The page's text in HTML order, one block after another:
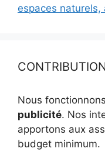
espaces
Nous fonctionnons
publicité. Nos
apportons aux
budget minimum.